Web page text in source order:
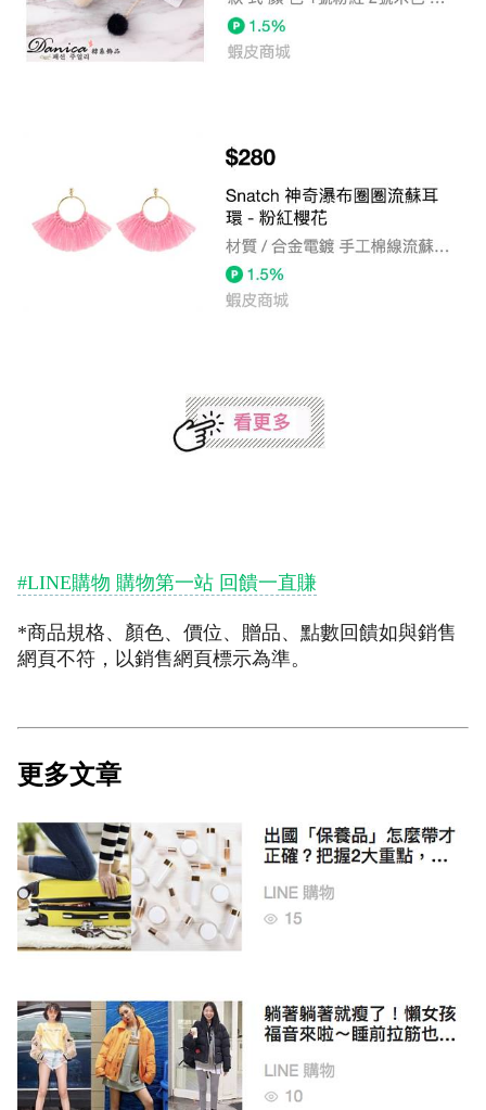
#LINE購物 購物第一站 回饋一直賺
*商品規格、顏色、價位、贈品、點數回饋如與銷售
網頁不符，以銷售網頁標示為準。
更多文章